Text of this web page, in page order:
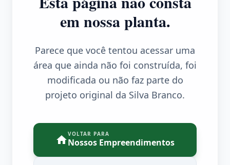
em nossa planta.
Parece que você tentou acessar uma
área que ainda não foi construída, foi
modificada ou não faz parte do
projeto original da Silva Branco.
VOLTAR PARA
Nossos Empreendimentos